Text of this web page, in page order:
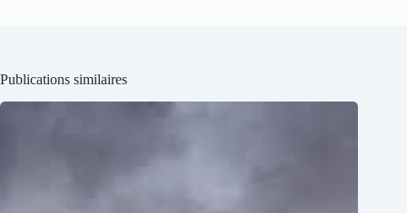
Publications similaires